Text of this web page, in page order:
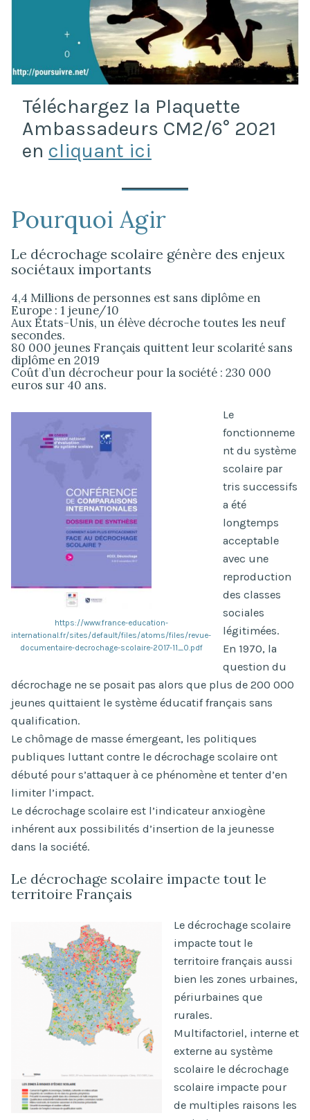
Téléchargez la Plaquette
Ambassadeurs CM2/6° 2021
en cliquant ici
Pourquoi Agir
Le décrochage scolaire génère des enjeux
sociétaux importants
4,4 Millions de personnes est sans diplôme en
Europe : 1 jeune/10
Aux États-Unis, un élève décroche toutes les neuf
secondes.
80 000 jeunes Français quittent leur scolarité sans
diplôme en 2019
Coût d’un décrocheur pour la société : 230 000
euros sur 40 ans.
https://www.france-education-
international.fr/sites/default/files/atoms/files/revue-
documentaire-decrochage-scolaire-2017-11_0.pdf
Le
fonctionneme
nt du système
scolaire par
tris successifs
a été
longtemps
acceptable
avec une
reproduction
des classes
sociales
légitimées.
En 1970, la
question du
décrochage ne se posait pas alors que plus de 200 000
jeunes quittaient le système éducatif français sans
qualification.
Le chômage de masse émergeant, les politiques
publiques luttant contre le décrochage scolaire ont
débuté pour s’attaquer à ce phénomène et tenter d’en
limiter l’impact.
Le décrochage scolaire est l’indicateur anxiogène
inhérent aux possibilités d’insertion de la jeunesse
dans la société.
Le décrochage scolaire impacte tout le
territoire Français
Le décrochage scolaire
impacte tout le
territoire français aussi
bien les zones urbaines,
périurbaines que
rurales.
Multifactoriel, interne et
externe au système
scolaire le décrochage
scolaire impacte pour
de multiples raisons les